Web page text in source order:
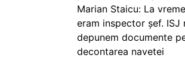
Marian Staicu: La
eram inspector șef. ISJ
depunem documente
decontarea navetei